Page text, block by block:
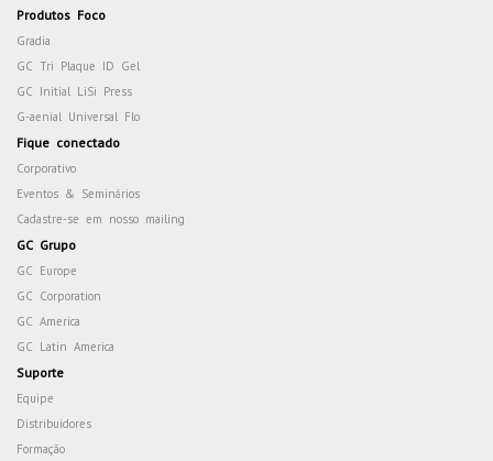
Produtos Foco
Gradia
GC Tri Plaque ID Gel
GC Initial LiSi Press
G-aenial Universal Flo
Fique conectado
Corporativo
Eventos & Seminários
Cadastre-se em nosso mailing
GC Grupo
GC Europe
GC Corporation
GC America
GC Latin America
Suporte
Equipe
Distribuidores
Formação